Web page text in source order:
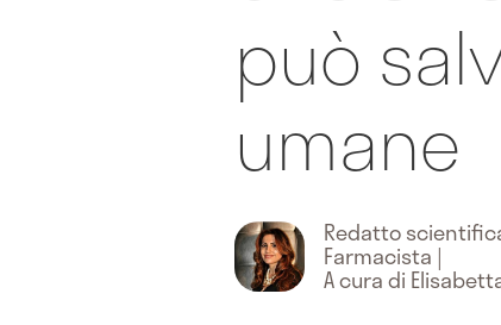
può
umane
Redatto
Farmacista |
A cura di